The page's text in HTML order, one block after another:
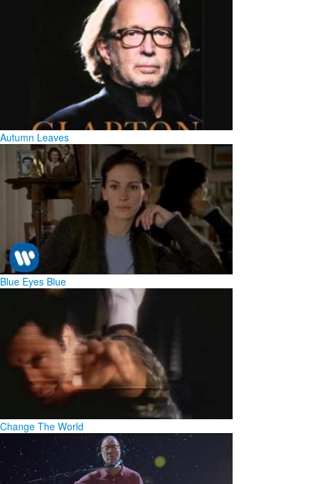
Autumn Leaves
Blue Eyes Blue
Change The World